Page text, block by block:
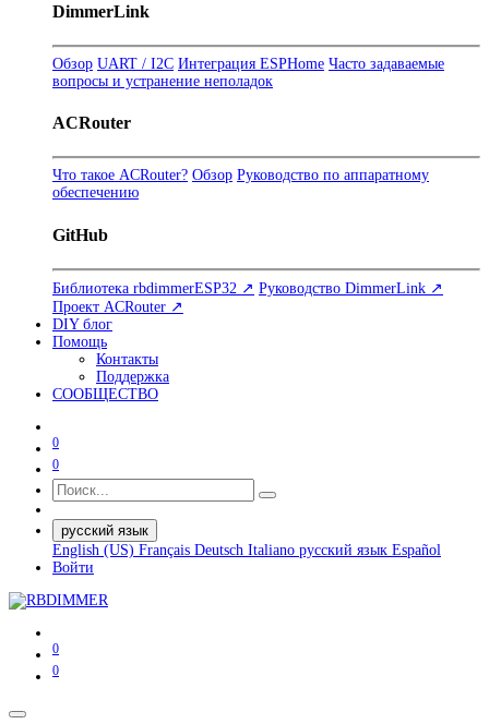
DimmerLink
Обзор UART / I2C Интеграция ESPHome Часто задаваемые
вопросы и устранение неполадок
ACRouter
Что такое ACRouter? Обзор Руководство по аппаратному
обеспечению
GitHub
Библиотека rbdimmerESP32 ↗ Руководство DimmerLink ↗
Проект ACRouter ↗
DIY блог
Помощь
Контакты
Поддержка
СООБЩЕСТВО
0
0
русский язык
English (US) Français Deutsch Italiano русский язык Español
Войти
0
0